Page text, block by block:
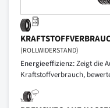
(ROLLWIDERSTAND)
Energieeffizienz:Zeigt die
Kraftstoffverbrauch,